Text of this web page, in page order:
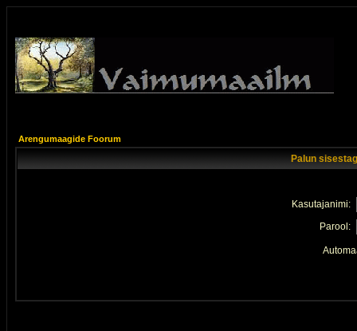
Arengumaagide Foorum
Palun
Kasutajanimi:
Parool: